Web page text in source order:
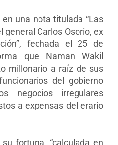
una nota titulada “Las
general Carlos Osorio, ex
fechada el 25 de
que Naman Wakil
millonario a raíz de sus
del gobierno
negocios irregulares
a expensas del erario
fortuna, “calculada en